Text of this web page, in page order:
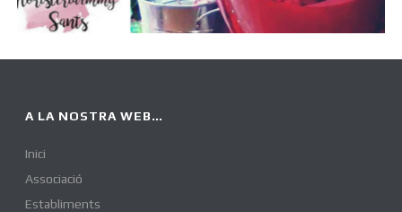
FLORISTERIA EMMY SANTS
A LA NOSTRA WEB…
Inici
Associació
Establiments